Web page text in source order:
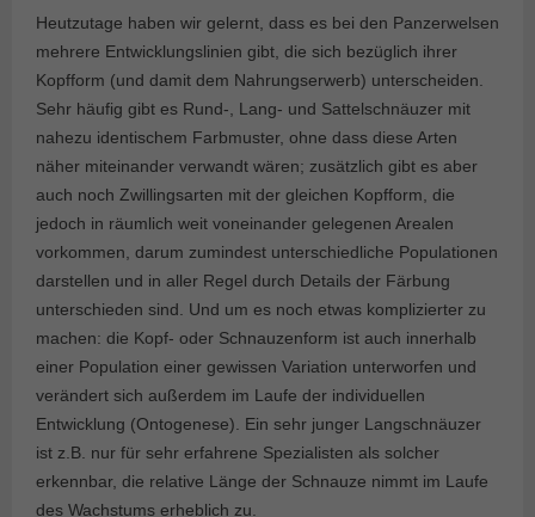
Heutzutage haben wir gelernt, dass es bei den Panzerwelsen
mehrere Entwicklungslinien gibt, die sich bezüglich ihrer
Kopfform (und damit dem Nahrungserwerb) unterscheiden.
Sehr häufig gibt es Rund-, Lang- und Sattelschnäuzer mit
nahezu identischem Farbmuster, ohne dass diese Arten
näher miteinander verwandt wären; zusätzlich gibt es aber
auch noch Zwillingsarten mit der gleichen Kopfform, die
jedoch in räumlich weit voneinander gelegenen Arealen
vorkommen, darum zumindest unterschiedliche Populationen
darstellen und in aller Regel durch Details der Färbung
unterschieden sind. Und um es noch etwas komplizierter zu
machen: die Kopf- oder Schnauzenform ist auch innerhalb
einer Population einer gewissen Variation unterworfen und
verändert sich außerdem im Laufe der individuellen
Entwicklung (Ontogenese). Ein sehr junger Langschnäuzer
ist z.B. nur für sehr erfahrene Spezialisten als solcher
erkennbar, die relative Länge der Schnauze nimmt im Laufe
des Wachstums erheblich zu.